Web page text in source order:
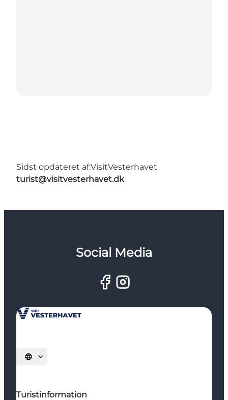
Sidst opdateret af:VisitVesterhavet
turist@visitvesterhavet.dk
Social Media
Vælg sprog
Turistinformation